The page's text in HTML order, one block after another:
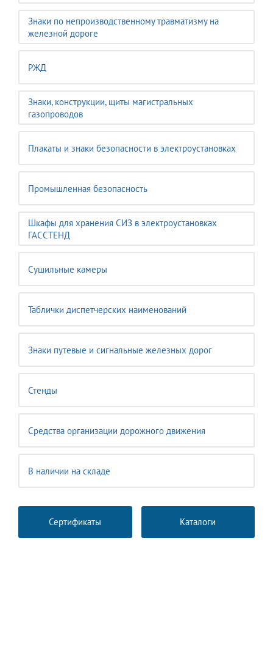
Знаки по непроизводственному травматизму на
железной дороге
РЖД
Знаки, конструкции, щиты магистральных
газопроводов
Плакаты и знаки безопасности в электроустановках
Промышленная безопасность
Шкафы для хранения СИЗ в электроустановках
ГАССТЕНД
Сушильные камеры
Таблички диспетчерских наименований
Знаки путевые и сигнальные железных дорог
Стенды
Средства организации дорожного движения
В наличии на складе
Сертификаты Каталоги